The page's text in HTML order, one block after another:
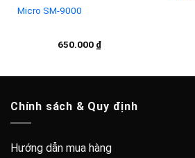
Micro SM-9000
650.000 ₫
Chính sách & Quy định
Hướng dẫn mua hàng